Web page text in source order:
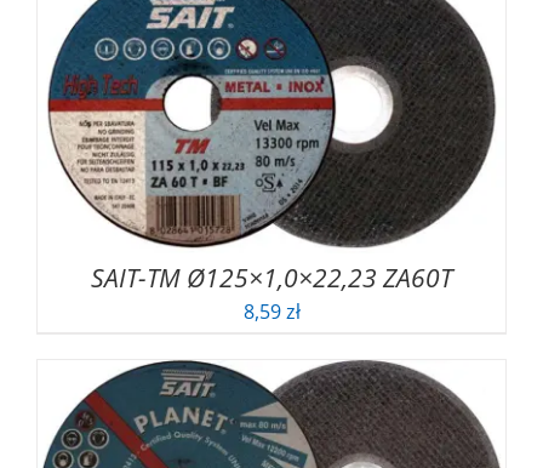
SAIT-TM Ø125×1,0×22,23 ZA60T
8,59zł